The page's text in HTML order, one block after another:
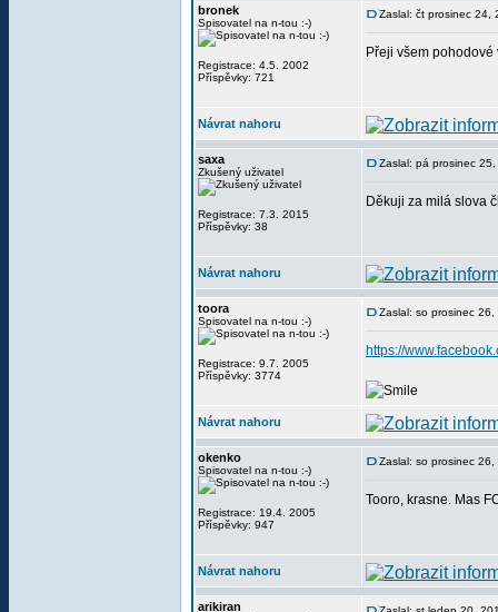
bronek
Spisovatel na n-tou :-)
Registrace: 4.5. 2002
Příspěvky: 721
Zaslal: čt prosinec 24,
Přeji všem
Návrat nahoru
saxa
Zkušený uživatel
Registrace: 7.3. 2015
Příspěvky: 38
Zaslal: pá prosinec
Děkuji za milá slova
Návrat nahoru
toora
Spisovatel na n-tou :-)
Registrace: 9.7. 2005
Příspěvky: 3774
Zaslal: so prosinec
https://
Návrat nahoru
okenko
Spisovatel na n-tou :-)
Registrace: 19.4. 2005
Příspěvky: 947
Zaslal: so prosinec
Tooro, krasne. Mas
Návrat nahoru
arikiran